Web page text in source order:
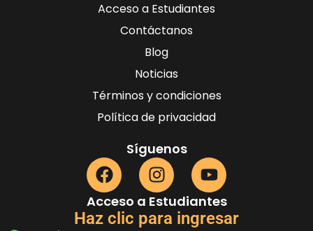
Acceso a Estudiantes
Contáctanos
Blog
Noticias
Términos y condiciones
Política de privacidad
Síguenos
Acceso a Estudiantes
Haz clic para ingresar